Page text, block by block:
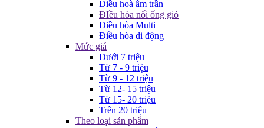
Điều hoà âm trần
ĐIều hòa nối ống gió
Điều hòa Multi
Điều hòa di động
Mức giá
Dưới 7 triệu
Từ 7 - 9 triệu
Từ 9 - 12 triệu
Từ 12- 15 triệu
Từ 15- 20 triệu
Trên 20 triệu
Theo loại sản phẩm